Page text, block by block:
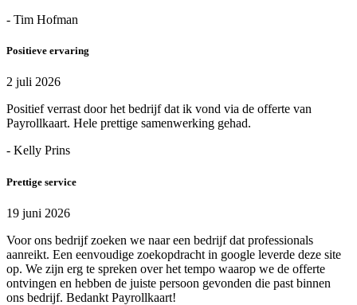
- Tim Hofman
Positieve ervaring
2 juli 2026
Positief verrast door het bedrijf dat ik vond via de offerte van
Payrollkaart. Hele prettige samenwerking gehad.
- Kelly Prins
Prettige service
19 juni 2026
Voor ons bedrijf zoeken we naar een bedrijf dat professionals
aanreikt. Een eenvoudige zoekopdracht in google leverde deze site
op. We zijn erg te spreken over het tempo waarop we de offerte
ontvingen en hebben de juiste persoon gevonden die past binnen
ons bedrijf. Bedankt Payrollkaart!